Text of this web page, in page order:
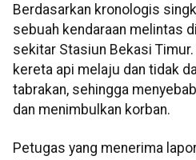
Berdasarkan kronologis
sebuah kendaraan melintas
sekitar Stasiun Bekasi
kereta api melaju dan tidak
tabrakan, sehingga
dan menimbulkan korban.
Petugas yang menerima